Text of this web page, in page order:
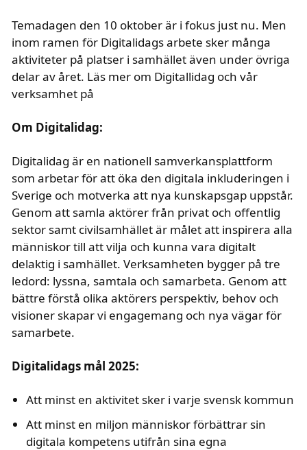
Temadagen den 10 oktober är i fokus just nu. Men
inom ramen för Digitalidags arbete sker många
aktiviteter på platser i samhället även under övriga
delar av året. Läs mer om Digitallidag och vår
verksamhet på
text i fetstil
Om Digitalidag:
Digitalidag är en nationell samverkansplattform
som arbetar för att öka den digitala inkluderingen i
Sverige och motverka att nya kunskapsgap uppstår.
Genom att samla aktörer från privat och offentlig
sektor samt civilsamhället är målet att inspirera alla
människor till att vilja och kunna vara digitalt
delaktig i samhället. Verksamheten bygger på tre
ledord: lyssna, samtala och samarbeta. Genom att
bättre förstå olika aktörers perspektiv, behov och
visioner skapar vi engagemang och nya vägar för
samarbete.
text i fetstil
Digitalidags mål 2025:
Att minst en aktivitet sker i varje svensk kommun
Att minst en miljon människor förbättrar sin
digitala kompetens utifrån sina egna